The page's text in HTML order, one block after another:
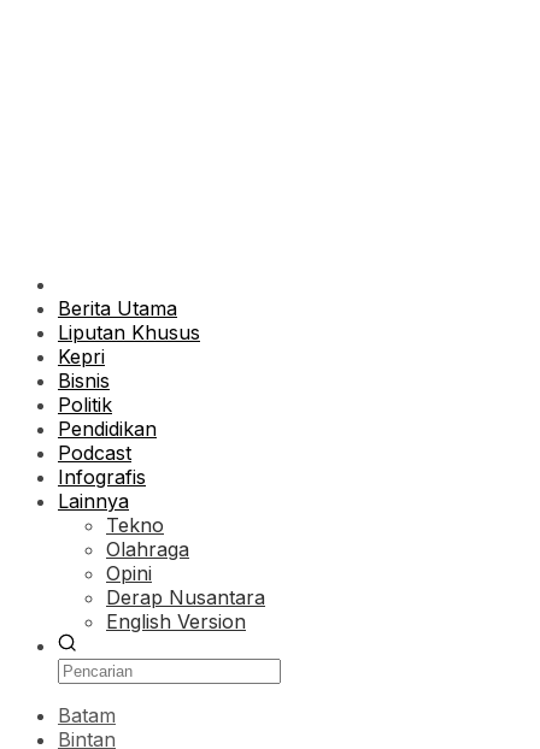
Berita Utama
Liputan Khusus
Kepri
Bisnis
Politik
Pendidikan
Podcast
Infografis
Lainnya
Tekno
Olahraga
Opini
Derap Nusantara
English Version
Batam
Bintan